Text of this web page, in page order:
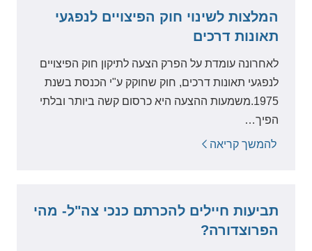
המלצות לשינוי חוק הפיצויים לנפגעי
תאונות דרכים
לאחרונה עומדת על הפרק הצעה לתיקון חוק הפיצויים
לנפגעי תאונות דרכים, חוק שחוקק ע"י הכנסת בשנת
1975.משמעות ההצעה היא כרסום קשה ביותר ובלתי
הפיך…
להמשך קריאה
תביעות חיילים להכרתם כנכי צה"ל- מהי
הפרוצדורה?